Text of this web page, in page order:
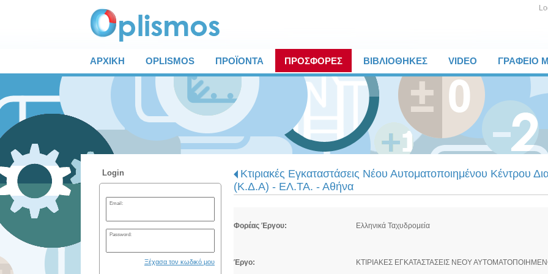
ΑΡΧΙΚΗ OPLISMOS ΠΡΟΪΟΝΤΑ ΠΡΟΣΦΟΡΕΣ ΒΙΒΛΙΟΘΗΚΕΣ VIDEO ΓΡΑΦΕΙΟ
Login
Email:
Password:
Ξέχασα τον κωδικό μου
Κτιριακές Εγκαταστάσεις Νέου Αυτοματοποιημένου Κέντρου
(Κ.Δ.Α) - ΕΛ.ΤΑ. - Αθήνα
Φορέας Έργου: Ελληνικά Ταχυδρομεία
Έργο: ΚΤΙΡΙΑΚΕΣ ΕΓΚΑΤΑΣΤΑΣΕΙΣ ΝΕΟΥ